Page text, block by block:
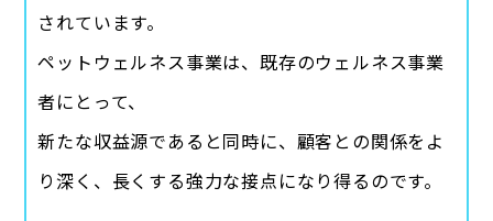
されています。
ペットウェルネス事業は、既存のウェルネス事業
者にとって、
新たな収益源であると同時に、顧客との関係をよ
り深く、長くする強力な接点になり得るのです。